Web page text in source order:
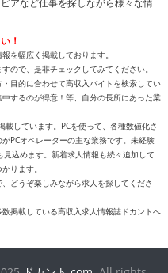
目的に合わせて高収入バイトを検索してい
するのが得意！等、自分の長所にあった業
しています。PCを使って、各種数値化さ
PCオペレーターの主な業務です。未経験
込めます。新着求人情報も続々追加して
ります。
どうぞ楽しみながら求人を探してくださ
掲載している高収入求人情報誌ドカントへ
ドカント.com
. All rights
トの無断転載を禁じます。